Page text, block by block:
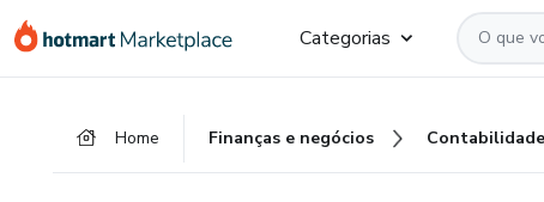
para
para
para
Categorias
Home Finanças e negócios Contabilidade